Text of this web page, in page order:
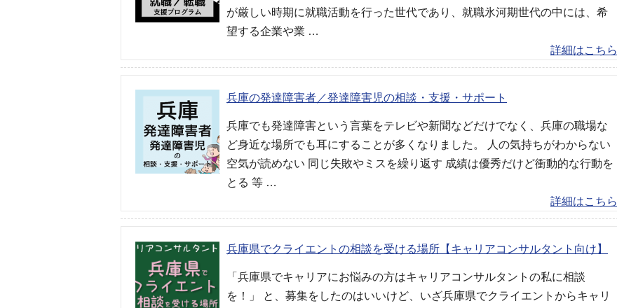
が厳しい時期に就職活動を行った世代であり、就職氷河期世代の中には、希
望する企業や業 …
詳細はこちら
兵庫の発達障害者／発達障害児の相談・支援・サポート
兵庫でも発達障害という言葉をテレビや新聞などだけでなく、兵庫の職場な
ど身近な場所でも耳にすることが多くなりました。 人の気持ちがわからない
空気が読めない 同じ失敗やミスを繰り返す 成績は優秀だけど衝動的な行動を
とる 等 …
詳細はこちら
兵庫県でクライエントの相談を受ける場所【キャリアコンサルタント向け】
「兵庫県でキャリアにお悩みの方はキャリアコンサルタントの私に相談
を！」 と、募集をしたのはいいけど、いざ兵庫県でクライエントからキャリ